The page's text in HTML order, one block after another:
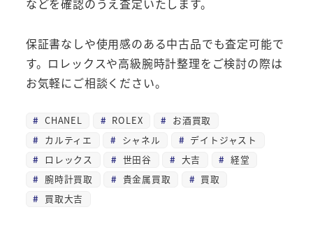
などを確認のうえ査定いたします。
保証書なしや使用感のある中古品でも査定可能で
す。ロレックスや高級腕時計整理をご検討の際は
お気軽にご相談ください。
CHANEL ROLEX
お酒買取
カルティエ
シャネル
デイトジャスト
ロレックス
世田谷 大吉
経堂
腕時計買取
貴金属買取
買取
買取大吉